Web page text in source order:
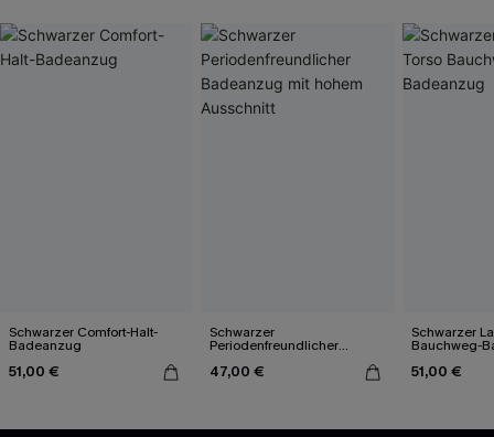
Schwarzer Comfort-Halt-
Badeanzug
51,00 €
Schwarzer
Periodenfreundlicher
Ausschnitt
47,00 €
Schwarzer
Bauchweg-
51,00 €